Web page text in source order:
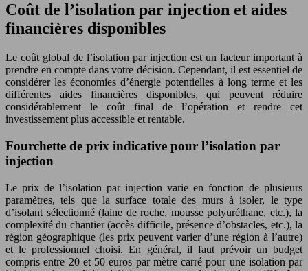
Coût de l’isolation par injection et aides
financières disponibles
Le coût global de l’isolation par injection est un facteur important à
prendre en compte dans votre décision. Cependant, il est essentiel de
considérer les économies d’énergie potentielles à long terme et les
différentes aides financières disponibles, qui peuvent réduire
considérablement le coût final de l’opération et rendre cet
investissement plus accessible et rentable.
Fourchette de prix indicative pour l’isolation par
injection
Le prix de l’isolation par injection varie en fonction de plusieurs
paramètres, tels que la surface totale des murs à isoler, le type
d’isolant sélectionné (laine de roche, mousse polyuréthane, etc.), la
complexité du chantier (accès difficile, présence d’obstacles, etc.), la
région géographique (les prix peuvent varier d’une région à l’autre)
et le professionnel choisi. En général, il faut prévoir un budget
compris entre 20 et 50 euros par mètre carré pour une isolation par